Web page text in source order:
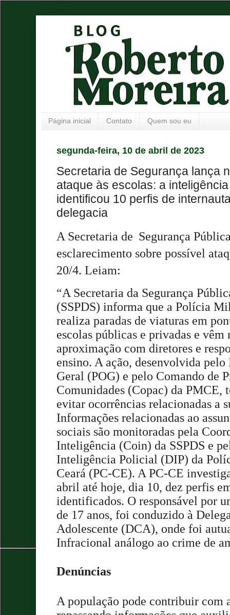
Página inicial Contato Quem sou eu
segunda-feira, 10 de abril de 2023
Secretaria de Segurança lança
ataque às escolas: a
identificou 10 perfis de
delegacia
A Secretaria de Segurança
esclarecimento sobre possível
20/4. Leiam:
“A Secretaria da Segurança
(SSPDS) informa que a Polícia
realiza paradas de viaturas em
escolas públicas e privadas e vêm
aproximação com diretores e
ensino. A ação, desenvolvida
Geral (POG) e pelo Comando de
Comunidades (Copac) da PMCE,
evitar ocorrências relacionadas a
Informações relacionadas ao
sociais são monitoradas pela
Inteligência (Coin) da SSPDS e
Inteligência Policial (DIP) da
Ceará (PC-CE). A PC-CE
abril até hoje, dia 10, dez perfis
identificados. O responsável por
de 17 anos, foi conduzido à
Adolescente (DCA), onde foi
Infracional análogo ao crime de
Denúncias
A população pode contribuir com